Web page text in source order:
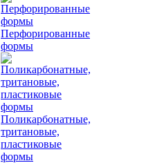
Перфорированные
формы
Поликарбонатные,
тритановые,
пластиковые
формы